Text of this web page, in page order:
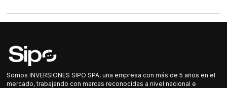
Somos INVERSIONES SIPO SPA, una empresa con más de 5 años en el
mercado, trabajando con marcas reconocidas a nivel nacional e